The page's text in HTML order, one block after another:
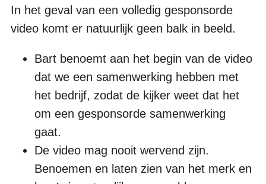
In het geval van een volledig gesponsorde
video komt er natuurlijk geen balk in beeld.
Bart benoemt aan het begin van de video
dat we een samenwerking hebben met
het bedrijf, zodat de kijker weet dat het
om een gesponsorde samenwerking
gaat.
De video mag nooit wervend zijn.
Benoemen en laten zien van het merk en